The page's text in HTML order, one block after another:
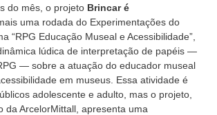
do mês, o projeto Brincar é
uma rodada do Experimentações do
“RPG Educação Museal e Acessibilidade”,
lúdica de interpretação de papéis —
— sobre a atuação do educador museal
em museus. Essa atividade é
adolescente e adulto, mas o projeto,
da ArcelorMittall, apresenta uma